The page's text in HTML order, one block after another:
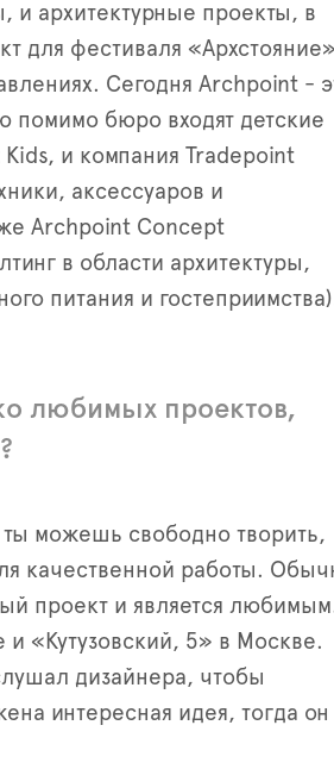
и архитектурные проекты, в
для фестиваля
Сегодня Archpoint -
помимо бюро входят детские
и компания Tradepoint
аксессуаров и
Archpoint Concept
в области архитектуры,
питания и
любимых проектов,
можешь свободно творить,
качественной работы.
проект и является
«Кутузовский, 5» в Москве.
дизайнера, чтобы
интересная идея, тогда он